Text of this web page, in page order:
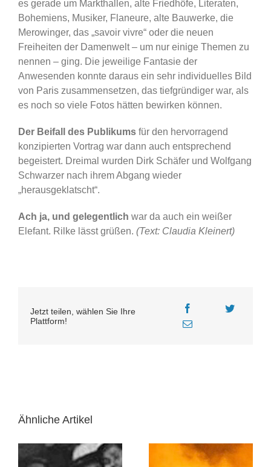
es gerade um Markthallen, alte Friedhöfe, Literaten,
Bohemiens, Musiker, Flaneure, alte Bauwerke, die
Merowinger, das „savoir vivre“ oder die neuen
Freiheiten der Damenwelt – um nur einige Themen zu
nennen – ging. Die jeweilige Fantasie der
Anwesenden konnte daraus ein sehr individuelles Bild
von Paris zusammensetzen, das tiefgründiger war, als
es noch so viele Fotos hätten bewirken können.
Der Beifall des Publikumsfür den hervorragend
konzipierten Vortrag war dann auch entsprechend
begeistert. Dreimal wurden Dirk Schäfer und Wolfgang
Schwarzer nach ihrem Abgang wieder
„herausgeklatscht“.
Ach ja, und gelegentlich war da auch ein weißer
Elefant. Rilke lässt grüßen. (Text: Claudia Kleinert)
Jetzt teilen, wählen Sie Ihre
Plattform!
Ähnliche Artikel